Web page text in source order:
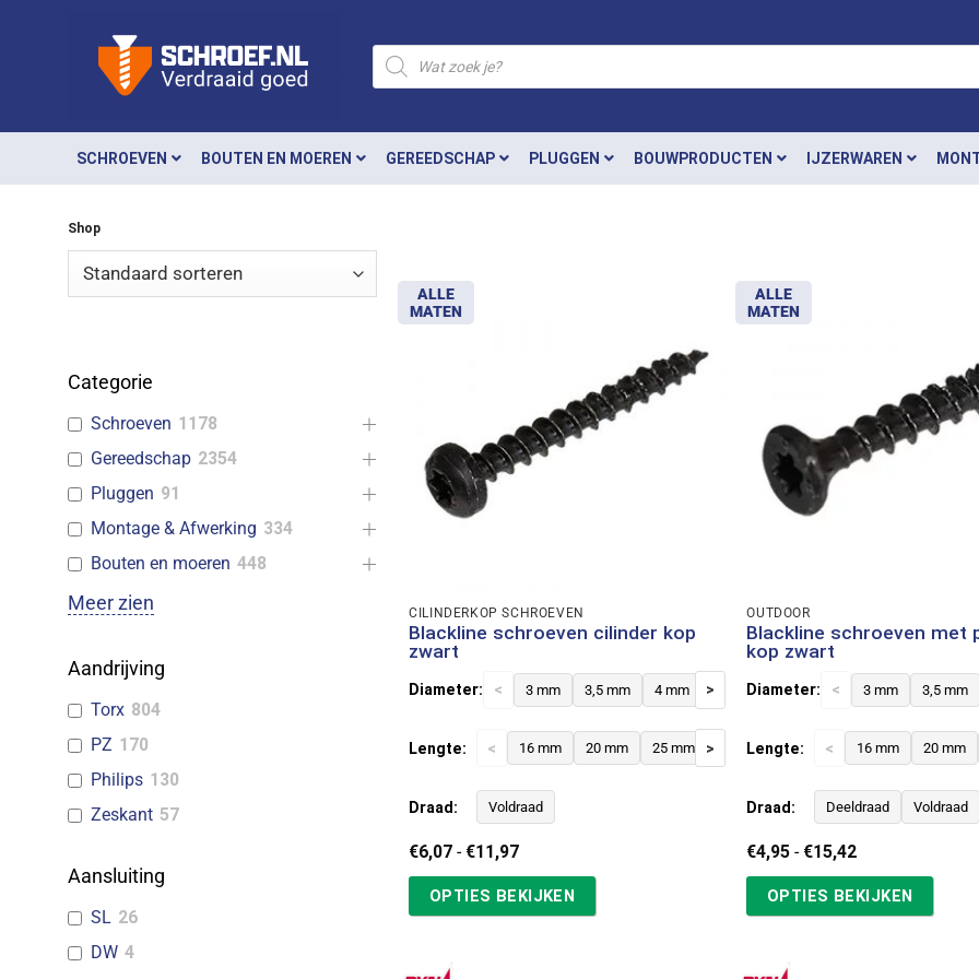
Producten
zoeken
SCHROEVEN BOUTEN EN MOEREN GEREEDSCHAP PLUGGEN BOUWPRODUCTEN IJZERWAREN
Shop
Categorie
Schroeven 1178
Gereedschap 2354
Pluggen 91
Montage & Afwerking 334
Bouten en moeren 448
Meer zien
Aandrijving
Torx 804
PZ 170
Philips 130
Zeskant 57
Aansluiting
SL 26
DW 4
ALLE
MATEN
CILINDERKOP SCHROEVEN
Blackline schroeven cilinder kop
zwart
Diameter: < 3 mm 3,5 mm 4 mm >
Lengte: < 16 mm 20 mm 25 mm 30 mm 40 mm
>
Draad: Voldraad
€6,07 - €11,97Prijsklasse:
tot
€11,97
OPTIES BEKIJKEN
ALLE
MATEN
OUTDOOR
Blackline schroeven met
kop zwart
Diameter: < 3 mm 3,5 mm
Lengte: < 16 mm 20 mm
Draad: Deeldraad Voldraad
€4,95 - €15,42Prijsklasse:
tot
€15,42
OPTIES BEKIJKEN